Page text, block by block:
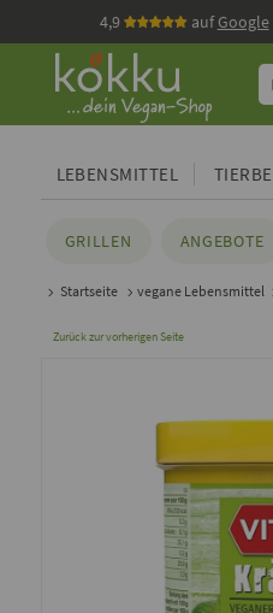
4,9 aufGoogle
LEBENSMITTEL
GRILLEN ANGEBOTE
Startseite vegane Lebensmittel
Zurück zur vorherigen Seite